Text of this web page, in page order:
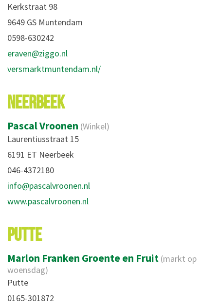
Kerkstraat 98
9649 GS Muntendam
0598-630242
eraven@ziggo.nl
versmarktmuntendam.nl/
NEERBEEK
Pascal Vroonen (Winkel)
Laurentiusstraat 15
6191 ET Neerbeek
046-4372180
info@pascalvroonen.nl
www.pascalvroonen.nl
PUTTE
Marlon Franken Groente en Fruit (markt op
woensdag)
Putte
0165-301872